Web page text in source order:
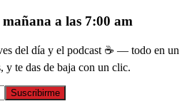
a las 7:00 am
del día y el podcast ☕ — todo en un
y te das de baja con un clic.
Suscribirme